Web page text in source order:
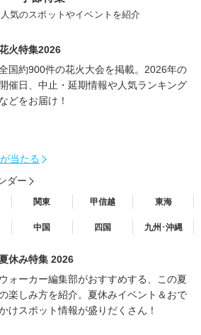
気のスポットやイベントを紹介
火特集2026
国約900件の花火大会を掲載。2026年の
開催日、中止・延期情報や人気ランキング
などをお届け！
当たる
ダー
関東 甲信越 東海
中国 四国 九州･沖縄
休み特集 2026
ウォーカー編集部がおすすめする、この夏
楽しみ方を紹介。夏休みイベント＆おで
けスポット情報が盛りだくさん！